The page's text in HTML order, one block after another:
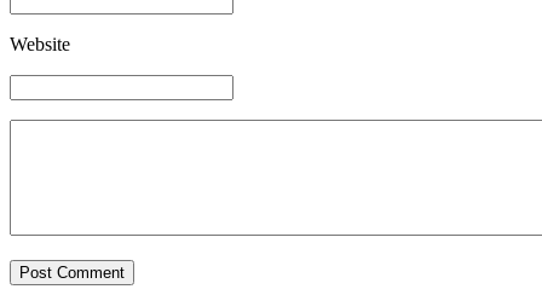
Website